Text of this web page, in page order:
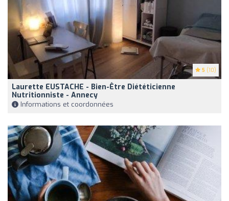
5 (10)
Laurette EUSTACHE - Bien-Être Diététicienne
Nutritionniste - Annecy
Informations et coordonnées